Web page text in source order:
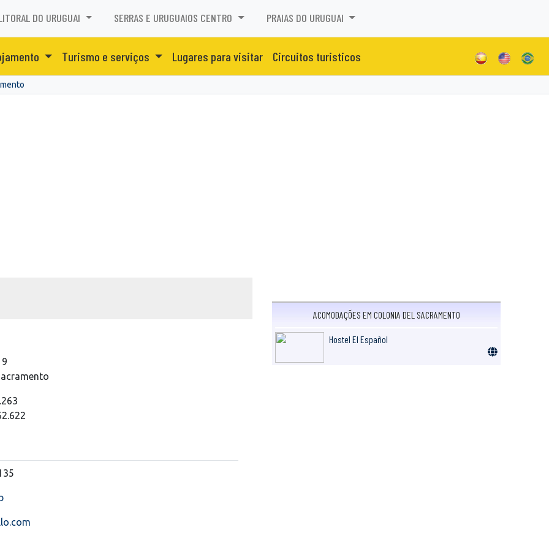
DO URUGUAI SERRAS E URUGUAIOS CENTRO PRAIAS DO URUGUAI
Turismo e serviços Lugares para visitar Circuitos turisticos
ACOMODAÇÕES EM COLONIA DEL SACRAMENTO
Hostel El Español